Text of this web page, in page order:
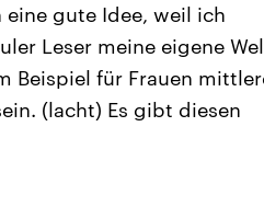
eine gute Idee, weil ich
Leser meine eigene
Beispiel für Frauen
(lacht) Es gibt diesen